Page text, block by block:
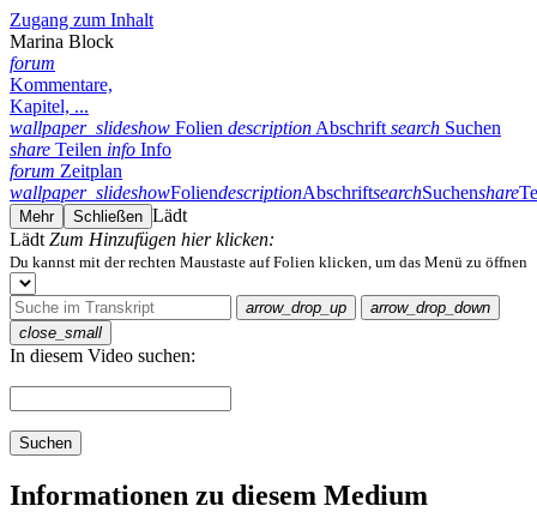
Zugang zum Inhalt
Marina Block
forum
Kommentare,
Kapitel, ...
wallpaper_slideshow Folien description Abschrift search Suchen
share Teilen info Info
forum Zeitplan
wallpaper_slideshowFoliendescriptionAbschriftsearchSuchenshare
Mehr Schließen Lädt
Lädt Zum Hinzufügen hier klicken:
Du kannst mit der rechten Maustaste auf Folien klicken, um das Menü zu öffnen
arrow_drop_up
arrow_drop_down
close_small
In diesem Video suchen:
Suchen
Informationen zu diesem Medium